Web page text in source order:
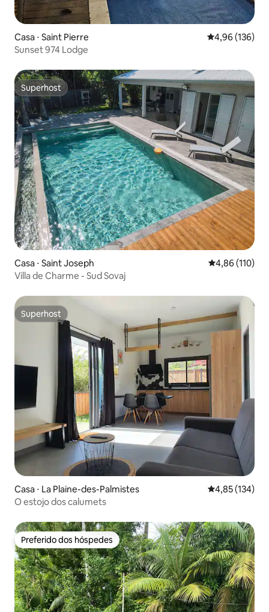
Casa ⋅ Saint Pierre 4,96 de uma
4,96 (136)
Sunset 974 Lodge
Superhost
Superhost
Casa ⋅ Saint Joseph 4,86 de uma
4,86 (110)
Villa de Charme - Sud Sovaj
Superhost
Superhost
Casa ⋅ La Plaine-des-Palmistes 4,85 de uma
4,85 (134)
O estojo dos calumets
Preferido dos hóspedes
Preferido dos hóspedes